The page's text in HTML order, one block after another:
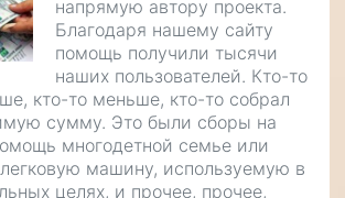
напрямую автору проекта.
Благодаря нашему сайту
помощь получили тысячи
наших пользователей. Кто-то
кто-то меньше, кто-то собрал
сумму. Это были сборы на
многодетной семье или
машину, используемую в
целях, и прочее, прочее,